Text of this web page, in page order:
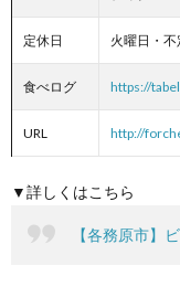
定休日 火曜日・不
食べログ https://
URL http://
▼詳しくはこちら
【各務原市】